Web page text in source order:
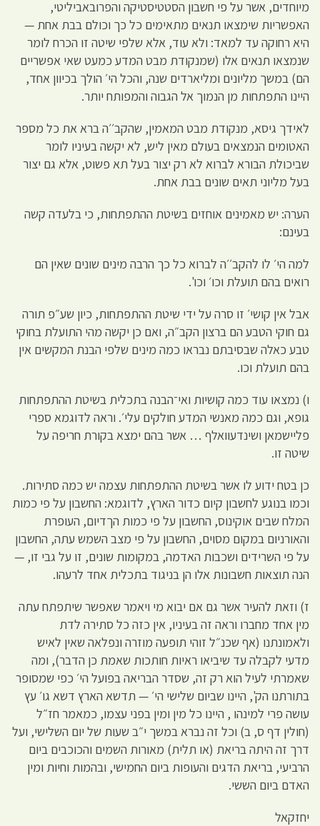
מיוחדים, אשר על פי חשבון הסטטיסטיקה והפרובאביליטי,
האפשריות שימצאו תנאים מתאימים כל כך וכולם בבת אחת —
היא רחוקה עד למאד: ולא עוד, אלא שלפי שיטה זו הכרח לומר
שנמצאו תנאים אלו (שמנקודת מבט המדע כמעט שאי אפשריים
הם) במשך מליונים ומליארדים שנה, והכל הי׳ הולך בכיוון אחד,
היינו התפתחות מן הנמוך אל הגבוה והמפותח יותר.
לאידך גיסא, מנקודת מבט המאמין, שהקב׳׳ה ברא את כל מספר
האטומים הנמצאים בעולם מאין ליש, לא יקשה בעיניו לומר
שביכולת הבורא לברוא לא רק יצור בעל תא פשוט, אלא גם יצור
בעל מליוני תאים שונים בבת אחת.
הערה: יש מאמינים אוחזים בשיטת ההתפתחות, כי בלעדה קשה
בעינם:
למה הי׳ לו להקב׳׳ה לברוא כל כך הרבה מינים שונים שאין הם
רואים בהם תועלת וכו׳ וכו'.
אבל אין קושי׳ זו סרה על ידי שיטת ההתפתחות, כיון שע״פ תורה
גם חוקי הטבע הם ברצון הקב״ה, ואם כן יקשה מהי התועלת בחוקי
טבע כאלה שבסיבתם נבראו כמה מינים שלפי הבנת המקשים אין
בהם תועלת וכו.
ו) נמצאו עוד כמה קושיות ואי־הבנה בתכלית בשיטת ההתפתחות
גופא, וגם כמה מאנשי המדע חולקים עלי׳. וראה לדוגמא ספרי
פליישמאן ושינדעוואלף … אשר בהם ימצא בקורת חריפה על
שיטה זו.
כן בטח ידוע לו אשר בשיטת ההתפתחות עצמה יש כמה סתירות.
וכמו בנוגע לחשבון קיום כדור הארץ, לדוגמא: החשבון על פי כמות
המלח שבים אוקינוס, החשבון על פי כמות הךדיום, העופרת
והאורניום במקום מסוים, החשבון על פי מצב השמש עתה, החשבון
על פי השרידים ושכבות האדמה, במקומות שונים, זו על גבי זו, —
הנה תוצאות חשבונות אלו הן בניגוד בתכלית אחד לרעהו.
ז) וזאת להעיר אשר גם אם יבוא מי ויאמר שאפשר שיתפתח עתה
מין אחד מחברו וראה זה בעיניו, אין כזה כל סתירה לדת
ולאמונתנו (אף שכנ״ל זוהי תופעה מוזרה ונפלאה שאין לאיש
מדעי לקבלה עד שיביאו ראיות חותכות שאמת כן הדבר), ומה
שאמרתי לעיל הוא רק זה, שסדר הבריאה בפועל הי׳ כפי שמסופר
בתורתנו הק', היינו שביום שלישי הי׳ — תדשא הארץ דשא גו׳ עץ
עושה פרי למינהו , היינו כל מין ומין בפני עצמו, כמאמר חז״ל
(חולין דף ס, ב) וכל זה נברא במשך י״ב שעות של יום השלישי, ועל
דרך זה היתה בריאת (או תלית) מאורות השמים והכוכבים ביום
הרביעי, בריאת הדגים והעופות ביום החמישי, ובהמות וחיות ומין
האדם ביום הששי.
יחזקאל